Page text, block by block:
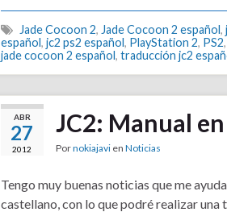
Jade Cocoon 2, Jade Cocoon 2 español,
español, jc2 ps2 español, PlayStation 2, PS2,
jade cocoon 2 español, traducción jc2
ABR
27
2012
JC2: Manual
Pornokiajavien Noticias
Tengo muy buenas noticias que me
castellano, con lo que podré realizar